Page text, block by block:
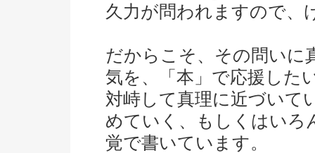
久力が問われますので、
だからこそ、その問いに
気を、「本」で応援した
対峙して真理に近づいて
めていく、もしくはいろ
覚で書いています。